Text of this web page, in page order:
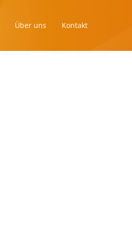
Über uns Kontakt